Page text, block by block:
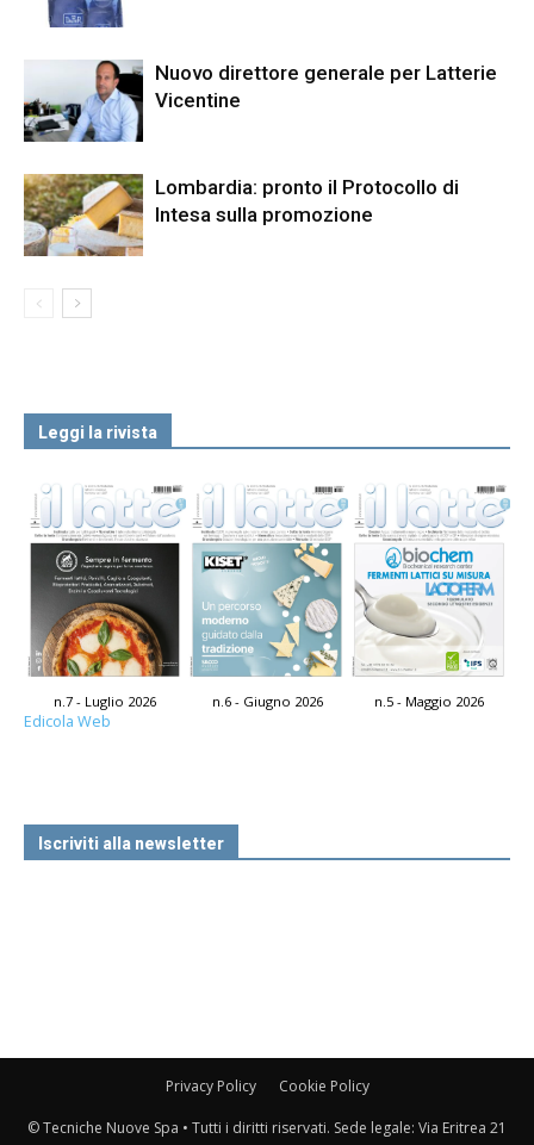
Nuovo direttore generale per Latterie
Vicentine
Lombardia: pronto il Protocollo di
Intesa sulla promozione
Leggi la rivista
n.7 - Luglio 2026 n.6 - Giugno 2026 n.5 - Maggio 2026
Edicola Web
Iscriviti alla newsletter
Privacy Policy Cookie Policy
© Tecniche Nuove Spa • Tutti i diritti riservati. Sede legale: Via Eritrea 21